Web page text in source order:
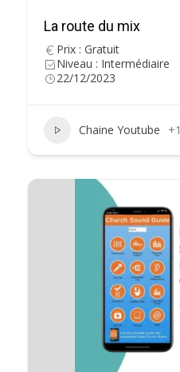
La route du mix
Prix : Gratuit
Niveau : Intermédiaire
22/12/2023
Chaine Youtube +1